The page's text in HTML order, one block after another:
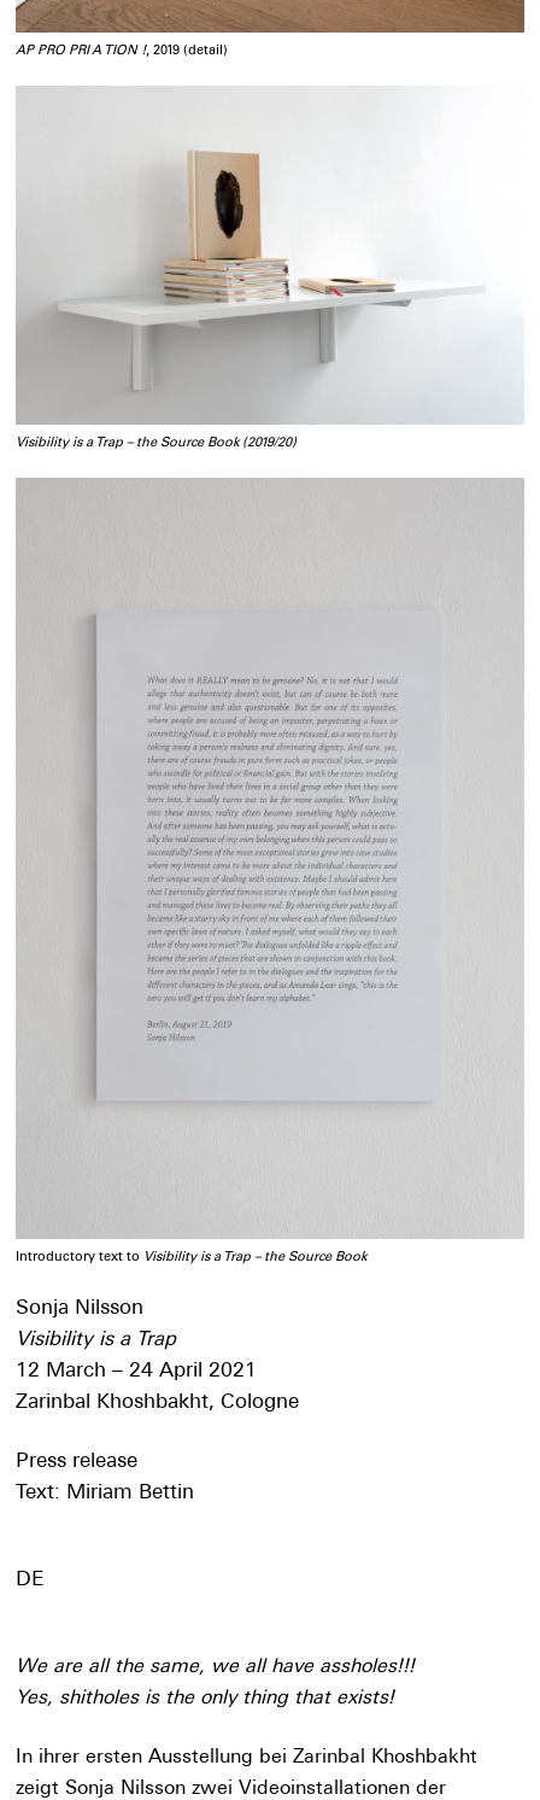
AP PRO PRI A TION !, 2019 (detail)
Visibility is a Trap – the Source Book (2019/20)
Introductory text to Visibility is a Trap – the Source Book
Sonja Nilsson
Visibility is a Trap
12 March – 24 April 2021
Zarinbal Khoshbakht, Cologne
Press release
Text: Miriam Bettin
DE
We are all the same, we all have assholes!!!
Yes, shitholes is the only thing that exists!
In ihrer ersten Ausstellung bei Zarinbal Khoshbakht
zeigt Sonja Nilsson zwei Videoinstallationen der